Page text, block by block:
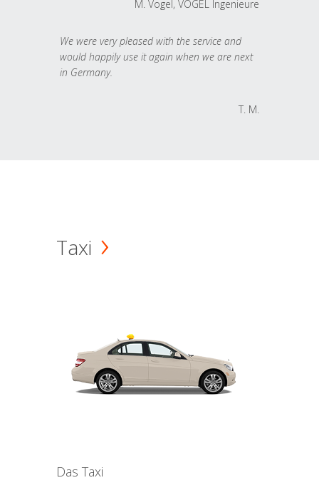
M. Vogel, VOGEL Ingenieure
We were very pleased with the service and
would happily use it again when we are next
in Germany.
T. M.
Taxi
Das Taxi